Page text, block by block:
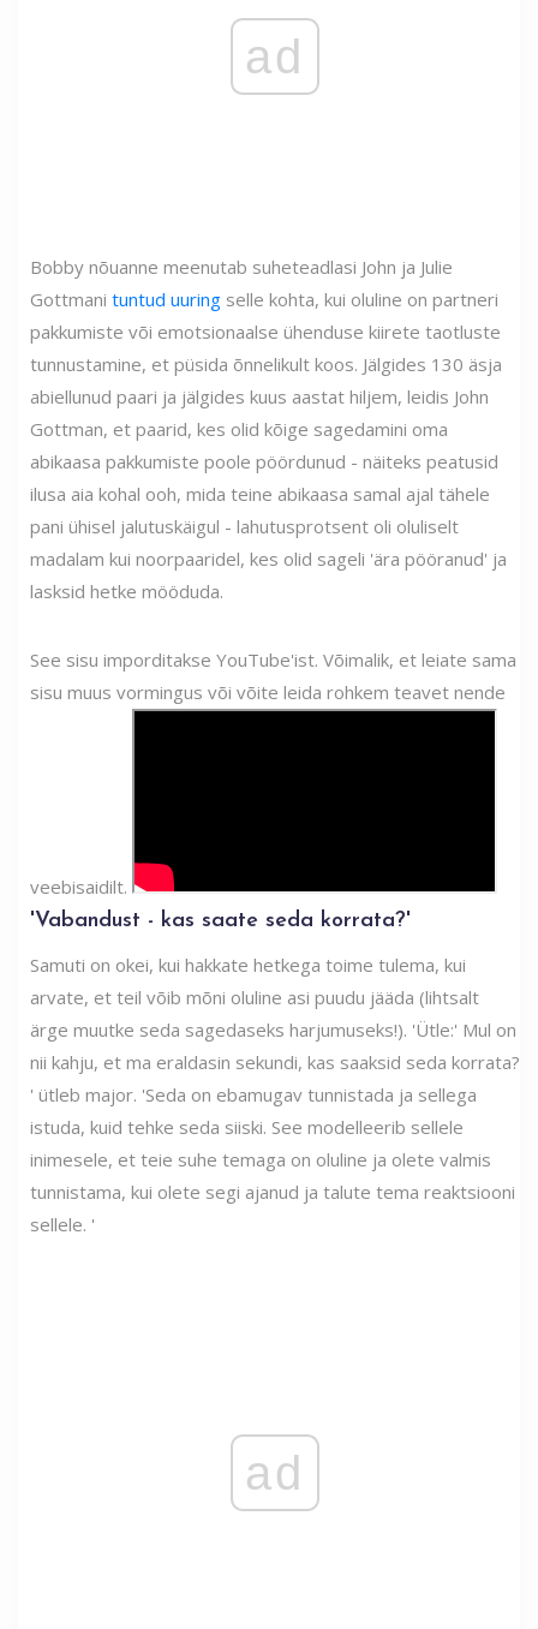
ad
Bobby nõuanne meenutab suheteadlasi John ja Julie
Gottmani tuntud uuring selle kohta, kui oluline on partneri
pakkumiste või emotsionaalse ühenduse kiirete taotluste
tunnustamine, et püsida õnnelikult koos. Jälgides 130 äsja
abiellunud paari ja jälgides kuus aastat hiljem, leidis John
Gottman, et paarid, kes olid kõige sagedamini oma
abikaasa pakkumiste poole pöördunud - näiteks peatusid
ilusa aia kohal ooh, mida teine ​​abikaasa samal ajal tähele
pani ühisel jalutuskäigul - lahutusprotsent oli oluliselt
madalam kui noorpaaridel, kes olid sageli 'ära pööranud' ja
lasksid hetke mööduda.
See sisu imporditakse YouTube'ist. Võimalik, et leiate sama
sisu muus vormingus või võite leida rohkem teavet nende
veebisaidilt.
'Vabandust - kas saate seda korrata?'
Samuti on okei, kui hakkate hetkega toime tulema, kui
arvate, et teil võib mõni oluline asi puudu jääda (lihtsalt
ärge muutke seda sagedaseks harjumuseks!). 'Ütle:' Mul on
nii kahju, et ma eraldasin sekundi, kas saaksid seda korrata?
' ütleb major. 'Seda on ebamugav tunnistada ja sellega
istuda, kuid tehke seda siiski. See modelleerib sellele
inimesele, et teie suhe temaga on oluline ja olete valmis
tunnistama, kui olete segi ajanud ja talute tema reaktsiooni
sellele. '
ad